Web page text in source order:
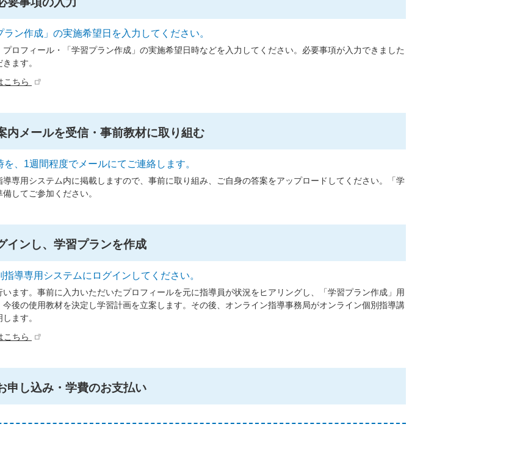
ン作成」の実施希望日を入力してください。
ロフィール・「学習プラン作成」の実施希望日時などを入力してください。必要事項が入力できました
ます。
こちら
内メールを受信・事前教材に取り組む
、1週間程度でメールにてご連絡します。
導専用システム内に掲載しますので、事前に取り組み、ご自身の答案をアップロードしてください。「学
してご参加ください。
インし、学習プランを作成
導専用システムにログインしてください。
います。事前に入力いただいたプロフィールを元に指導員が状況をヒアリングし、「学習プラン作成」用
後の使用教材を決定し学習計画を立案します。その後、オンライン指導事務局がオンライン個別指導講
ます。
こちら
申し込み・学費のお支払い